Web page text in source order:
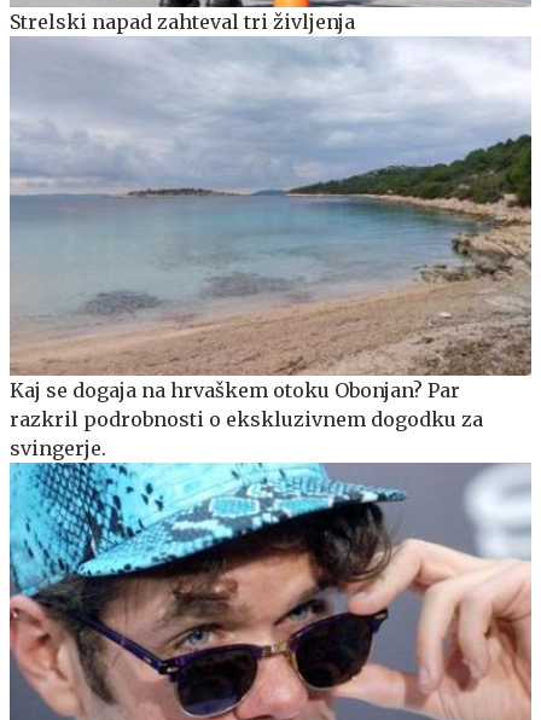
Strelski napad zahteval tri življenja
Kaj se dogaja na hrvaškem otoku Obonjan? Par
razkril podrobnosti o ekskluzivnem dogodku za
svingerje.